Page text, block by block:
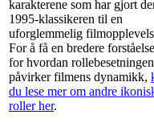
karakterene som har gjort
1995-klassikeren til en
uforglemmelig
For å få en bredere forståelse
for hvordan rollebesetningen
påvirker filmens dynamikk,
du lese mer om andre
roller her.